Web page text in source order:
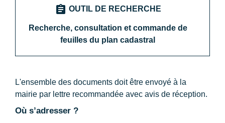
assignment OUTIL DE RECHERCHE
Recherche, consultation et commande de
feuilles du plan cadastral
L'ensemble des documents doit être envoyé à la
mairie par lettre recommandée avec avis de réception.
Où s’adresser ?